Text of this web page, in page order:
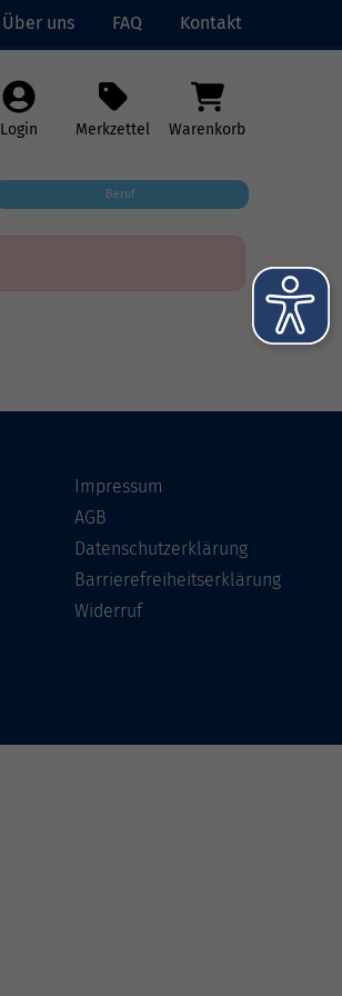
Über uns FAQ Kontakt
Login Merkzettel Warenkorb
Beruf
Impressum
AGB
Datenschutzerklärung
Barrierefreiheitserklärung
Widerruf